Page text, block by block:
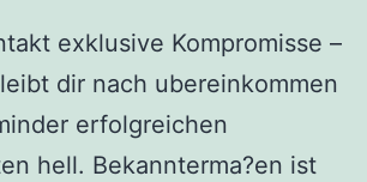
exklusive Kompromisse –
dir nach ubereinkommen
erfolgreichen
hell. Bekannterma?en ist